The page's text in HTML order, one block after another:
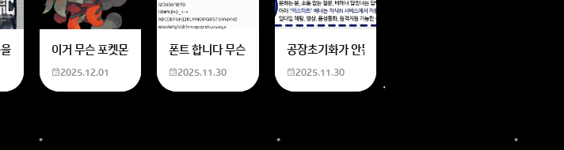
되는거 아닌가요??제가 알고 있는거랑
봐야할 지모르겠어요여자 양력 2007 04 06
찾습니다 - 비행 마법 저격 여자 기억하기로는 위의 내용에 있는 일본 만화 제목을 찾습니다. 만화의 내용은
이거 무슨 포켓몬이에요? 신기하네요
2025.12.01
폰트 합니다 무슨 폰트인지 알려주세요
2025.11.30
공장초기화가 안됩니다 제가 볼륨 아래버튼이랑 전원버튼
2025.11.30